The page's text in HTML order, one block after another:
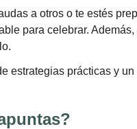
a otros o te estés
para celebrar.
estrategias prácticas y